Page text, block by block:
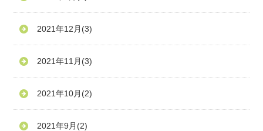
2021年12月 (3)
2021年11月 (3)
2021年10月 (2)
2021年9月 (2)